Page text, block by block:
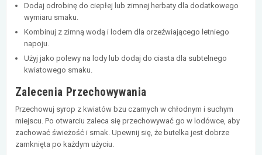
Dodaj odrobinę do ciepłej lub zimnej herbaty dla dodatkowego
wymiaru smaku.
Kombinuj z zimną wodą i lodem dla orzeźwiającego letniego
napoju.
Użyj jako polewy na lody lub dodaj do ciasta dla subtelnego
kwiatowego smaku.
Zalecenia Przechowywania
Przechowuj syrop z kwiatów bzu czarnych w chłodnym i suchym
miejscu. Po otwarciu zaleca się przechowywać go w lodówce, aby
zachować świeżość i smak. Upewnij się, że butelka jest dobrze
zamknięta po każdym użyciu.